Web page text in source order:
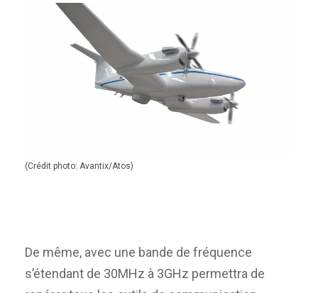
(Crédit photo: Avantix/Atos)
De même, avec une bande de fréquence
s’étendant de 30MHz à 3GHz permettra de